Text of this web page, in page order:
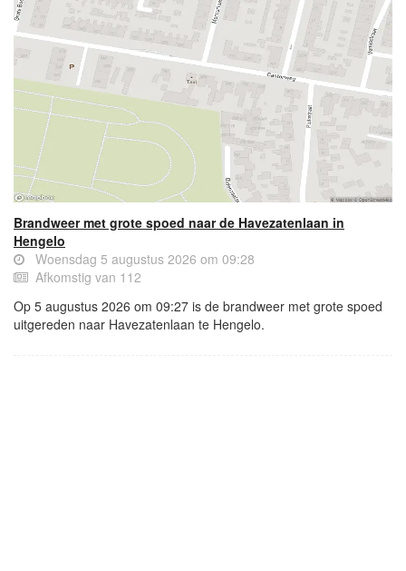
Brandweer met grote spoed naar de Havezatenlaan in
Hengelo
Woensdag 5 augustus 2026 om 09:28
Afkomstig van 112
Op 5 augustus 2026 om 09:27 is de brandweer met grote spoed
uitgereden naar Havezatenlaan te Hengelo.